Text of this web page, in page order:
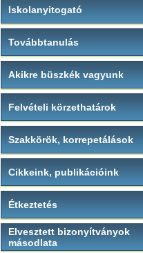
Iskolanyitogató
Továbbtanulás
Akikre büszkék vagyunk
Felvételi körzethatárok
Szakkörök, korrepetálások
Cikkeink, publikációink
Étkeztetés
Elvesztett bizonyítványok
másodlata